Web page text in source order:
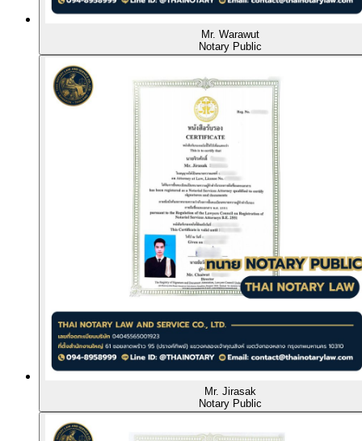
Mr. Warawut
Notary Public
Mr. Jirasak
Notary Public